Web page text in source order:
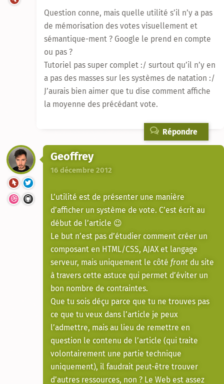
Question conne, mais quelle utilité s’il n’y a pas
de mémorisation des votes visuellement et
sémantique-ment ? Google le prend en compte
ou pas ?
Tutoriel pas super complet :/ surtout qu’il n’y en
a pas des masses sur les systèmes de natation :/
J’aurais bien aimer que tu dise comment affiche
la moyenne des précédant vote.
Répondre
Geoffrey
16 décembre 2012
L’utilité est de présenter une manière
d’afficher un système de vote. C’est écrit au
début de l’article 😉
Le but n’est pas d’étudier comment créer un
composant en HTML/CSS, AJAX et langage
serveur, mais uniquement le côté front du site
à travers cette astuce qui permet d’éviter un
bon nombre de contraintes.
Que tu sois déçu parce que tu ne trouves pas
ce que tu veux dans l’article je peux
l’admettre, mais au lieu de remettre en
question le contenu de l’article (qui traite
volontairement une partie technique
uniquement), il faudrait peut-être trouver
d’autres ressources, non ? Le Web est assez